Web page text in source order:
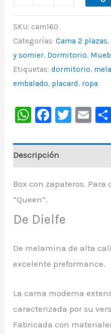
SKU: cam160
Categorías:Cama 2 plazas,
y somier, Dormitorio,
Etiquetas:dormitorio,
embalado, placard, ropa
WhatsApp
Descripción
Box con zapateros. Para
“Queen”.
De Dielfe
De melamina de alta
excelente preformance.
La cama moderna
caracterizada por su
Fabricada con